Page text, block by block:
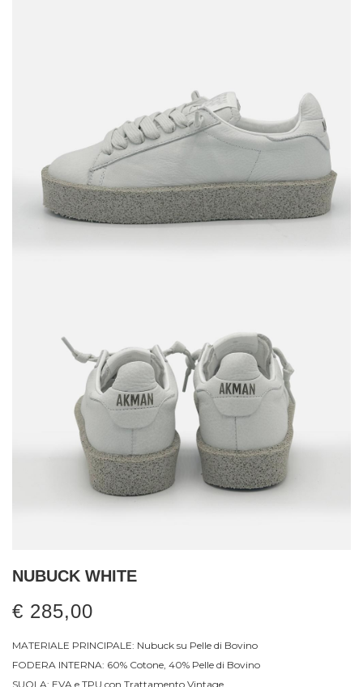
NUBUCK WHITE
€ 285,00
MATERIALE PRINCIPALE: Nubuck su Pelle di Bovino
FODERA INTERNA: 60% Cotone, 40% Pelle di Bovino
SUOLA: EVA e TPU con Trattamento Vintage